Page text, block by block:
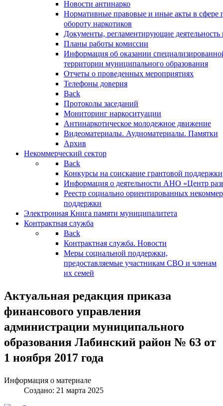
Новости антинарко
Нормативные правовые и иные акты в сфере
обороту наркотиков
Документы, регламентирующие деятельность
Планы работы комиссии
Информация об оказании
территории муниципального образования
Отчеты о проведенных мероприятиях
Телефоны доверия
Back
Протоколы заседаний
Мониторинг наркоситуации
Антинаркотическое молодежное движение
Видеоматериалы. Аудиоматериалы. Памятки
Архив
Некоммерческий сектор
Back
Конкурсы на соискание грантовой поддержки
Информация о деятельности АНО «Центр
Реестр социально ориентированных
поддержки
Электронная Книга памяти муниципалитета
Контрактная служба
Back
Контрактная служба. Новости
Меры социальной поддержки,
предоставляемые участникам СВО и членам
их семей
Актуальная редакция приказа
финансового управления
администрации муниципального
образования Лабинский район № 63 от
1 ноября 2017 года
Информация о материале
Создано: 21 марта 2025